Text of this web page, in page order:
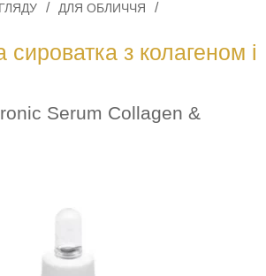
ДЛЯ ОБЛИЧЧЯ
сироватка з колагеном і
Serum Collagen &